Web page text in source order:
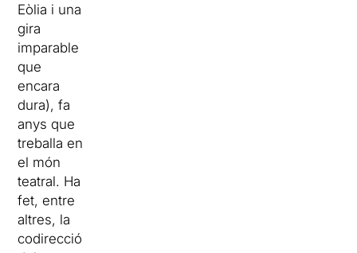
Eòlia i una
gira
imparable
que
encara
dura), fa
anys que
treballa en
el món
teatral. Ha
fet, entre
altres, la
codirecció